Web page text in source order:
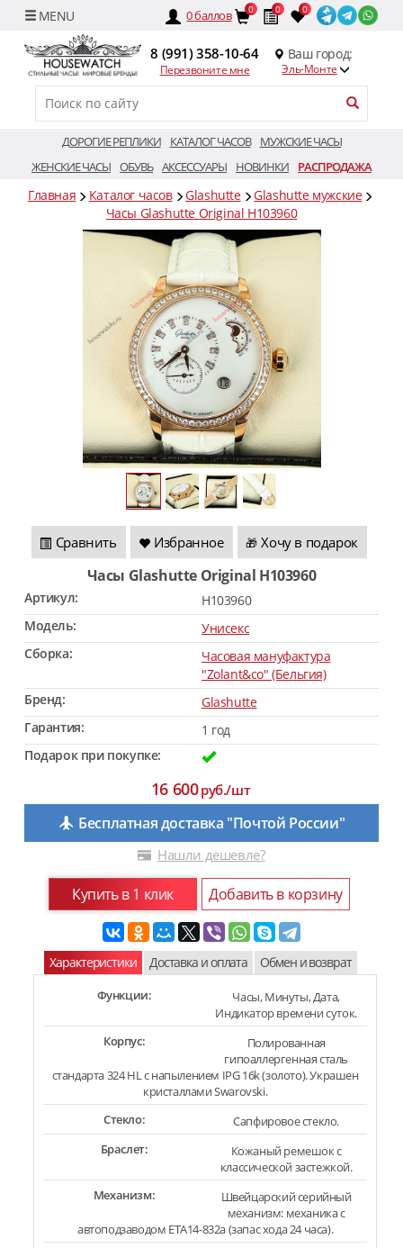
0баллов 0 0 0
8 (991) 358-10-64
Перезвоните мне
Ваш город:
Эль-Монте
ДОРОГИЕ РЕПЛИКИ КАТАЛОГ ЧАСОВ
МУЖСКИЕ ЧАСЫ
ЖЕНСКИЕ ЧАСЫ ОБУВЬ АКСЕССУАРЫ НОВИНКИ РАСПРОДАЖА
Главная Каталог часов Glashutte
Glashutte мужские
Часы Glashutte Original H103960
Сравнить Избранное 🎁 Хочу в подарок
Часы Glashutte Original H103960
Артикул:
H103960
Модель:
Унисекс
Сборка:
Часовая мануфактура
"Zolant&co" (Бельгия)
Бренд:
Glashutte
Гарантия:
1 год
Подарок при покупке:
16 600руб./шт
Бесплатная доставка "Почтой России"
Нашли дешевле?
Купить в 1 клик Добавить в корзину
Характеристики Доставка и оплата Обмен и возврат
Функции:
Часы, Минуты, Дата,
Индикатор времени суток.
Корпус:
Полированная
гипоаллергенная сталь
стандарта 324 HL с напылением IPG 16k (золото). Украшен
кристаллами Swarovski.
Стекло:
Сапфировое стекло.
Браслет:
Кожаный ремешок с
классической застежкой.
Механизм:
Швейцарский серийный
механизм: механика с
автоподзаводом ETA14-832a (запас хода 24 часа).